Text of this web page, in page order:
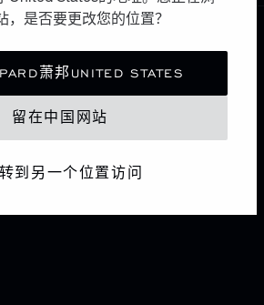
，是否要更改您的位置？
萧邦UNITED STATES
留在中国网站
转到另一个位置访问